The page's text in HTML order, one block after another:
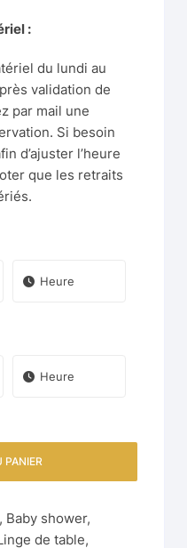
:
du lundi au
validation de
par mail une
Si besoin
d’ajuster l’heure
que les retraits
PANIER
, Baby shower,
de table,